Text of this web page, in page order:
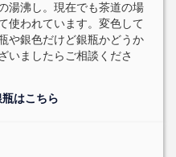
湯沸し。現在でも茶道の場
使われています。変色して
や銀色だけど銀瓶かどうか
いましたらご相談くださ
はこちら